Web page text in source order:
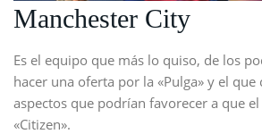
Manchester City
Es el equipo que más lo quiso, de los
hacer una oferta por la «Pulga» y el
aspectos que podrían favorecer a que
«Citizen».